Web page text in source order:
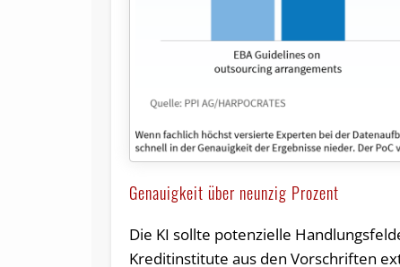
Genauigkeit über neunzig Prozent
Die KI sollte potenzielle
Kreditinstitute aus den Vorschriften